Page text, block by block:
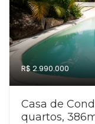
R$ 2.990.000
Casa de
quartos,